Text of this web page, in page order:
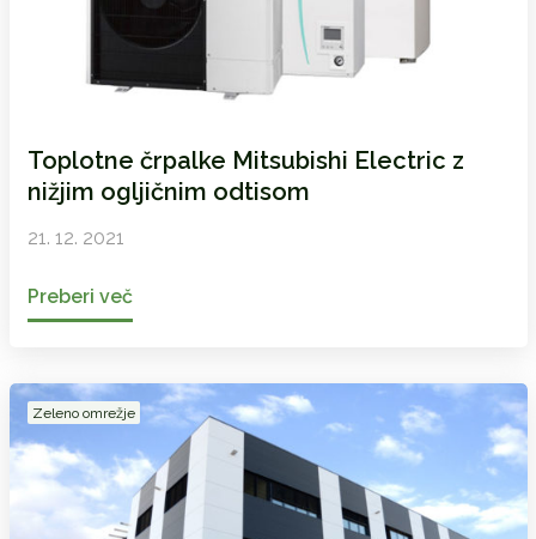
Toplotne črpalke Mitsubishi Electric z
nižjim ogljičnim odtisom
21. 12. 2021
Preberi več
Zeleno omrežje